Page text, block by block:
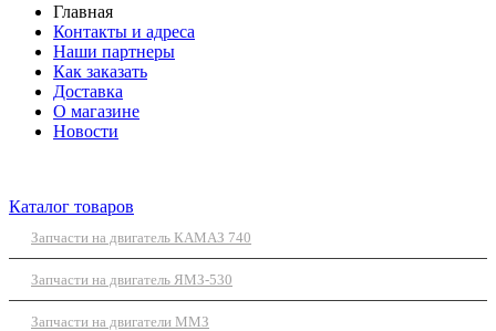
Главная
Контакты и адреса
Наши партнеры
Как заказать
Доставка
О магазине
Новости
Каталог товаров
Запчасти на двигатель КАМАЗ 740
Запчасти на двигатель ЯМЗ-530
Запчасти на двигатели ММЗ